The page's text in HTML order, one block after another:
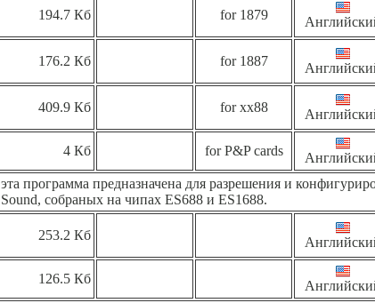
194.7 Кб for 1879
176.2 Кб for 1887
409.9 Кб for xx88
4 Кб for P&P cards
эта программа предназначена для разрешения и
Sound, собраных на чипах ES688 и ES1688.
253.2 Кб
126.5 Кб